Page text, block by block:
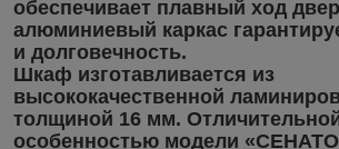
обеспечивает плавный ход
алюминиевый каркас
и долговечность.
Шкаф изготавливается из
высококачественной
толщиной 16 мм.
особенностью модели